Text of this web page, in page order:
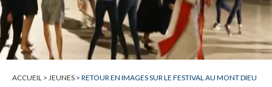
ACCUEIL > JEUNES > RETOUR EN IMAGES SUR LE FESTIVAL AU MONT DIEU